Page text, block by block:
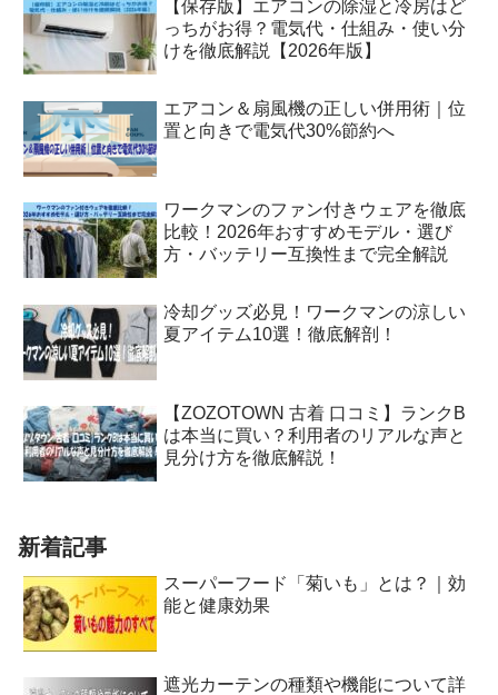
【保存版】エアコンの除湿と冷房はど
っちがお得？電気代・仕組み・使い分
けを徹底解説【2026年版】
エアコン＆扇風機の正しい併用術｜位
置と向きで電気代30%節約へ
ワークマンのファン付きウェアを徹底
比較！2026年おすすめモデル・選び
方・バッテリー互換性まで完全解説
冷却グッズ必見！ワークマンの涼しい
夏アイテム10選！徹底解剖！
【ZOZOTOWN 古着 口コミ】ランクB
は本当に買い？利用者のリアルな声と
見分け方を徹底解説！
新着記事
スーパーフード「菊いも」とは？｜効
能と健康効果
遮光カーテンの種類や機能について詳